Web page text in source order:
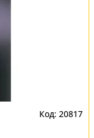
20817